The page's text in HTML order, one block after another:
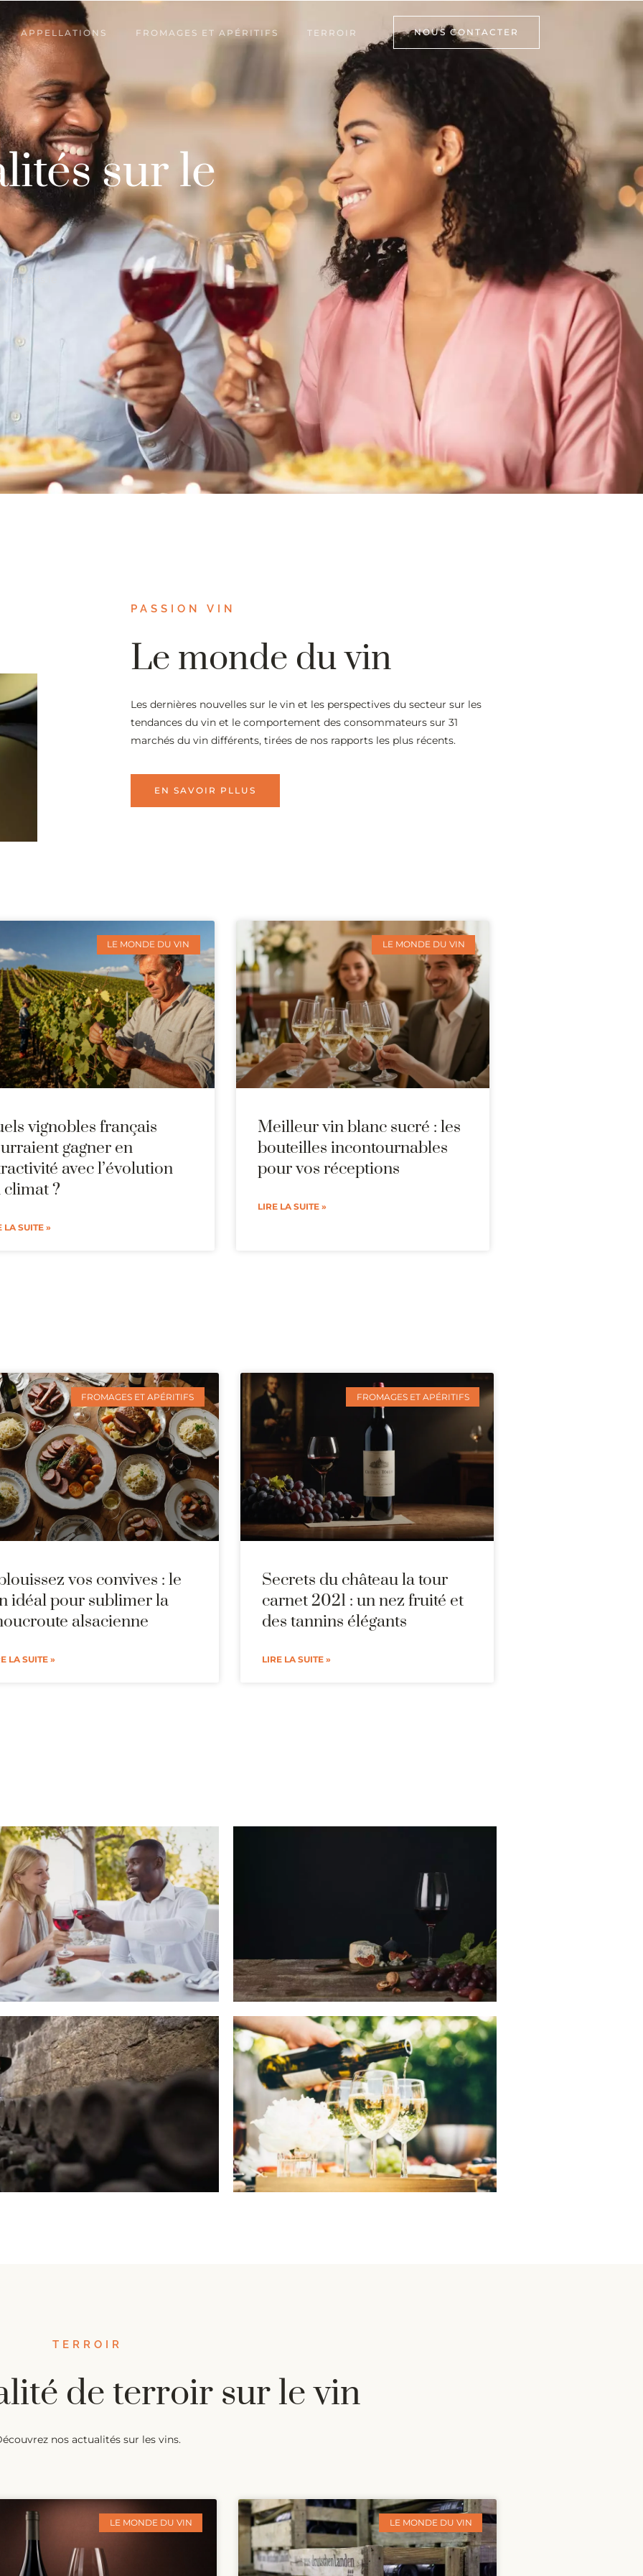
APPELLATIONS FROMAGES ET APÉRITIFS TERROIR NOUS CONTACTER
sur le
dans le
PASSION VIN
Le monde du vin
Les dernières nouvelles sur le vin et les perspectives du secteur sur les
tendances du vin et le comportement des consommateurs sur 31
marchés du vin différents, tirées de nos rapports les plus récents.
EN SAVOIR PLLUS
LE MONDE DU VIN
vignobles français
gagner en
avec l’évolution
climat ?
LA SUITE »
LE MONDE DU VIN
Meilleur vin blanc sucré : les
bouteilles incontournables
pour vos réceptions
LIRE LA SUITE »
FROMAGES ET APÉRITIFS
vos convives : le
idéal pour sublimer la
alsacienne
LA SUITE »
FROMAGES ET APÉRITIFS
Secrets du château la tour
carnet 2021 : un nez fruité et
des tannins élégants
LIRE LA SUITE »
TERROIR
de terroir sur le vin
nos actualités sur les vins.
LE MONDE DU VIN LE MONDE DU VIN